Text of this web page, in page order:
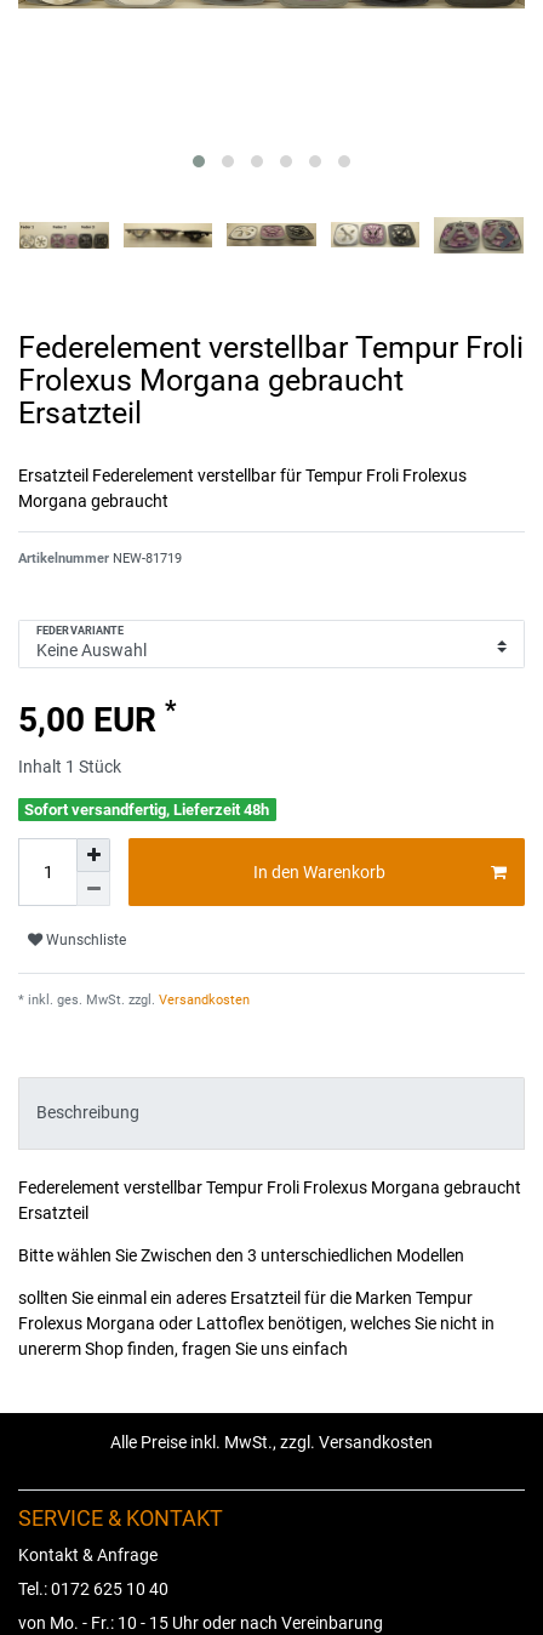
Federelement verstellbar Tempur Froli
Frolexus Morgana gebraucht
Ersatzteil
Ersatzteil Federelement verstellbar für Tempur Froli Frolexus
Morgana gebraucht
Artikelnummer NEW-81719
FEDERVARIANTE
5,00 EUR *
Inhalt 1 Stück
Sofort versandfertig, Lieferzeit 48h
In den Warenkorb
Wunschliste
* inkl. ges. MwSt. zzgl. Versandkosten
Beschreibung
Federelement verstellbar Tempur Froli Frolexus Morgana gebraucht
Ersatzteil
Bitte wählen Sie Zwischen den 3 unterschiedlichen Modellen
sollten Sie einmal ein aderes Ersatzteil für die Marken Tempur
Frolexus Morgana oder Lattoflex benötigen, welches Sie nicht in
unererm Shop finden, fragen Sie uns einfach
Alle Preise inkl. MwSt., zzgl. Versandkosten
SERVICE & KONTAKT
Kontakt & Anfrage
Tel.: 0172 625 10 40
von Mo. - Fr.: 10 - 15 Uhr oder nach Vereinbarung